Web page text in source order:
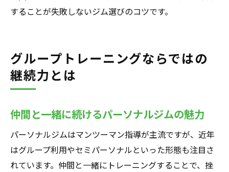
することが失敗しないジム選びのコツです。
グループトレーニングならではの
継続力とは
仲間と一緒に続けるパーソナルジムの魅力
パーソナルジムはマンツーマン指導が主流ですが、近年
はグループ利用やセミパーソナルといった形態も注目さ
れています。仲間と一緒にトレーニングすることで、挫